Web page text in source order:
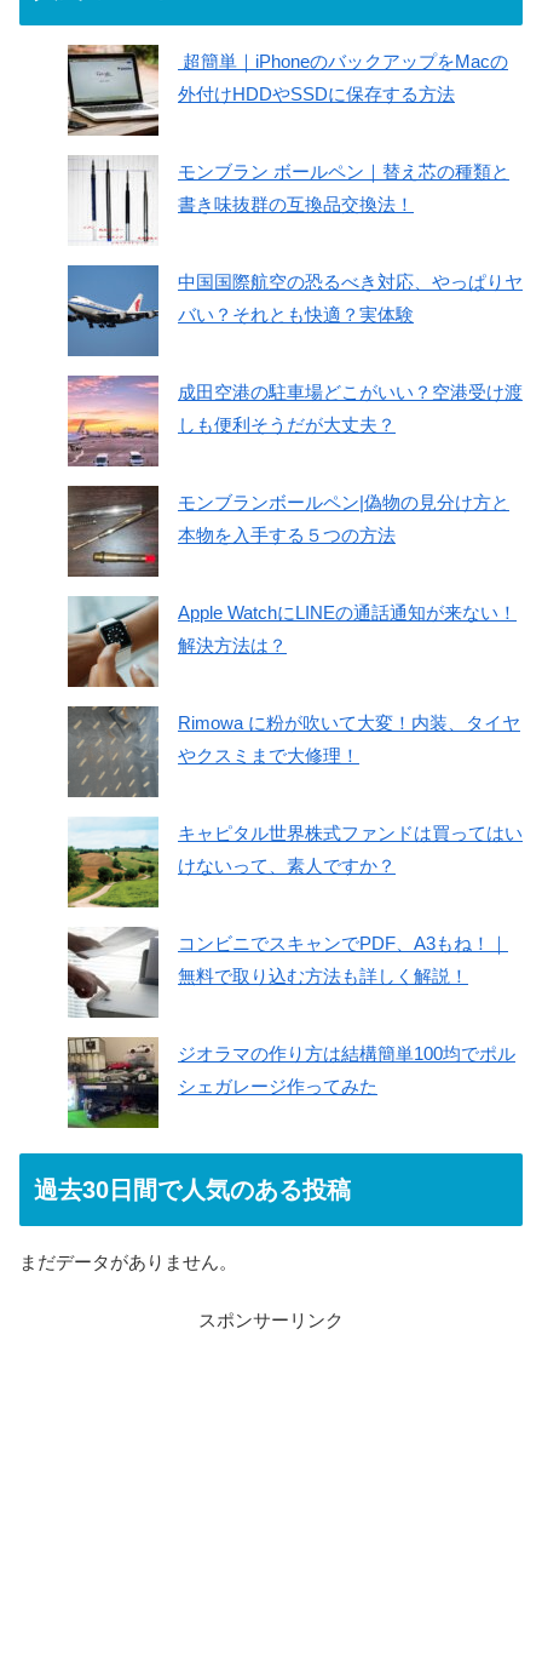
超簡単｜iPhoneのバックアップをMacの
外付けHDDやSSDに保存する方法
モンブラン ボールペン｜替え芯の種類と
書き味抜群の互換品交換法！
中国国際航空の恐るべき対応、やっぱりヤ
バい？それとも快適？実体験
成田空港の駐車場どこがいい？空港受け渡
しも便利そうだが大丈夫？
モンブランボールペン|偽物の見分け方と
本物を入手する５つの方法
Apple WatchにLINEの通話通知が来ない！
解決方法は？
Rimowa に粉が吹いて大変！内装、タイヤ
やクスミまで大修理！
キャピタル世界株式ファンドは買ってはい
けないって、素人ですか？
コンビニでスキャンでPDF、A3もね！｜
無料で取り込む方法も詳しく解説！
ジオラマの作り方は結構簡単100均でポル
シェガレージ作ってみた
過去30日間で人気のある投稿
まだデータがありません。
スポンサーリンク